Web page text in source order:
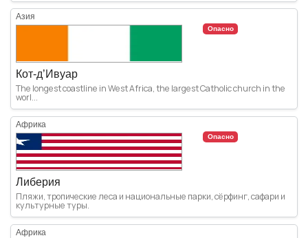
Азия
Опасно
Кот-д’Ивуар
The longest coastline in West Africa, the largest Catholic church in the
worl...
Африка
Опасно
Либерия
Пляжи, тропические леса и национальные парки, сёрфинг, сафари и
культурные туры.
Африка